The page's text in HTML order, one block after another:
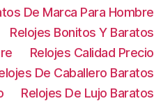
De Marca Para Hombre
Relojes Bonitos Y Baratos
Relojes Calidad Precio
De Caballero Baratos
Relojes De Lujo Baratos